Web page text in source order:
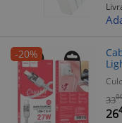
-20%
33
26